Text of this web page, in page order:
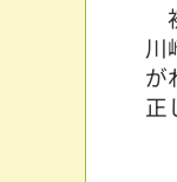
川
が
正